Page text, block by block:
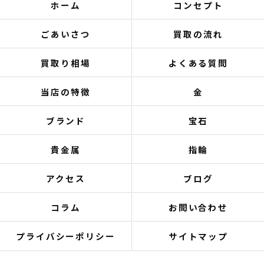
ホーム コンセプト
ごあいさつ 買取の流れ
買取り相場 よくある質問
当店の特徴 金
ブランド 宝石
貴金属 指輪
アクセス ブログ
コラム お問い合わせ
プライバシーポリシー サイトマップ